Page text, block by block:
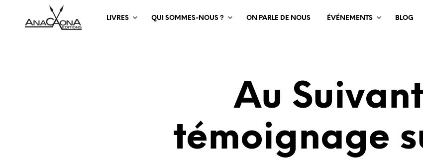
LIVRES QUI SOMMES-NOUS ? ON PARLE DE NOUS ÉVÉNEMENTS BLOG
Au
témoignage